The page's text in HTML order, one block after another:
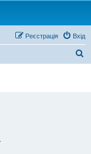
Вхід
Реєстрація